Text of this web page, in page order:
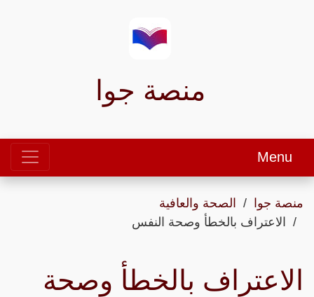
منصة جوا
Menu
منصة جوا
الصحة والعافية
الاعتراف بالخطأ وصحة النفس
الاعتراف بالخطأ وصحة